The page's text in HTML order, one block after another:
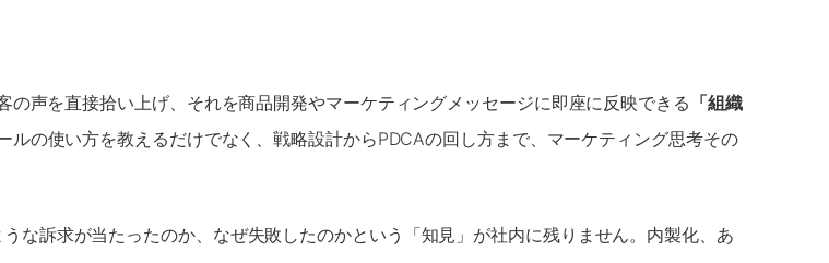
声を直接拾い上げ、それを商品開発やマーケティングメッセージに即座に反映できる 「組織
の使い方を教えるだけでなく、戦略設計からPDCAの回し方まで、マーケティング思考その
うな訴求が当たったのか、なぜ失敗したのかという「知見」が社内に残りません。内製化、あ